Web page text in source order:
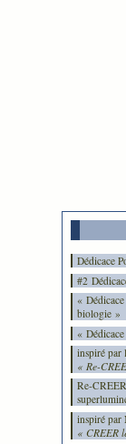
Dédicace
#2
« Dédicace
biologie »
«
inspiré par
« Re-
Re-
inspiré par
« CREER